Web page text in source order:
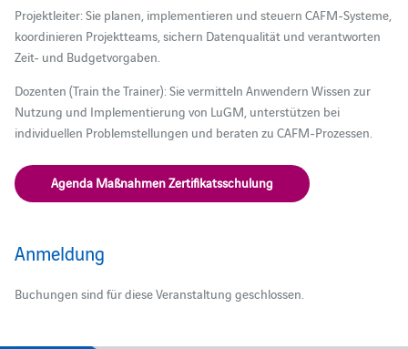
Projektleiter: Sie planen, implementieren und steuern CAFM-Systeme,
koordinieren Projektteams, sichern Datenqualität und verantworten
Zeit- und Budgetvorgaben.
Dozenten (Train the Trainer): Sie vermitteln Anwendern Wissen zur
Nutzung und Implementierung von LuGM, unterstützen bei
individuellen Problemstellungen und beraten zu CAFM-Prozessen.
Agenda Maßnahmen Zertifikatsschulung
Anmeldung
Buchungen sind für diese Veranstaltung geschlossen.